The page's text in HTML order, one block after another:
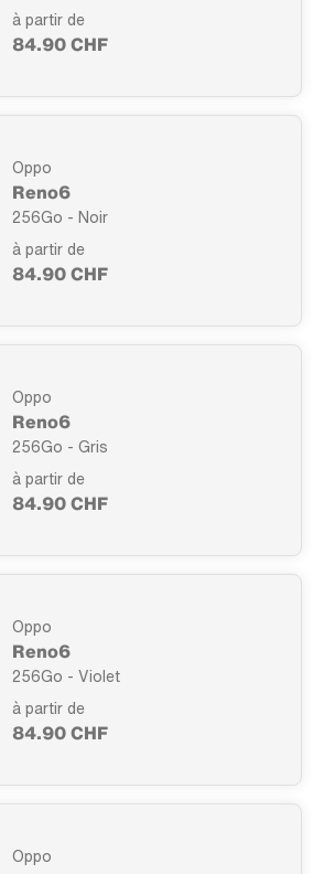
à partir de
84.90 CHF
Oppo
Reno6
256Go - Noir
à partir de
84.90 CHF
Oppo
Reno6
256Go - Gris
à partir de
84.90 CHF
Oppo
Reno6
256Go - Violet
à partir de
84.90 CHF
Oppo